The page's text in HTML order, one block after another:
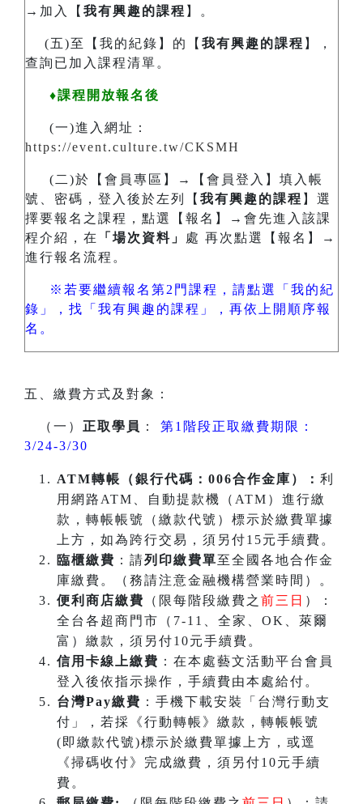
→加入【 我有興趣的課程 】。
(五)至【我的紀錄】的【 我有興趣的課程 】，
查詢已加入課程清單。
♦課程開放報名後
(一)進入網址：
https://event.culture.tw/CKSMH
(二)於【會員專區】→【會員登入】填入帳
號、密碼，登入後於左列【 我有興趣的課程 】選
擇要報名之課程，點選【報名】→會先進入該課
程介紹，在
「場次資料」
處 再次點選【報名】→
進行報名流程。
※若要繼續報名第2門課程，請點選「我的紀
錄」，找「我有興趣的課程」，再依上開順序報
名。
五、繳費方式及對象：
（一） 正取學員 ： 第1階段正取繳費期限：
3/24-3/30
ATM轉帳（銀行代碼：006合作金庫）： 利
用網路ATM、自動提款機（ATM）進行繳
款，轉帳帳號（繳款代號）標示於繳費單據
上方，如為跨行交易，須另付15元手續費。
臨櫃繳費 ：請列印繳費單至全國各地合作金
庫繳費。（務請注意金融機構營業時間）。
便利商店繳費
（限每階段繳費之 前三日 ）：
全台各超商門市（7-11、全家、OK、萊爾
富）繳款，須另付10元手續費。
信用卡線上繳費 ：在本處藝文活動平台會員
登入後依指示操作，手續費由本處給付。
台灣Pay繳費 ：手機下載安裝「台灣行動支
付」，若採《行動轉帳》繳款，轉帳帳號
(即繳款代號)標示於繳費單據上方，或逕
《掃碼收付》完成繳費，須另付10元手續
費。